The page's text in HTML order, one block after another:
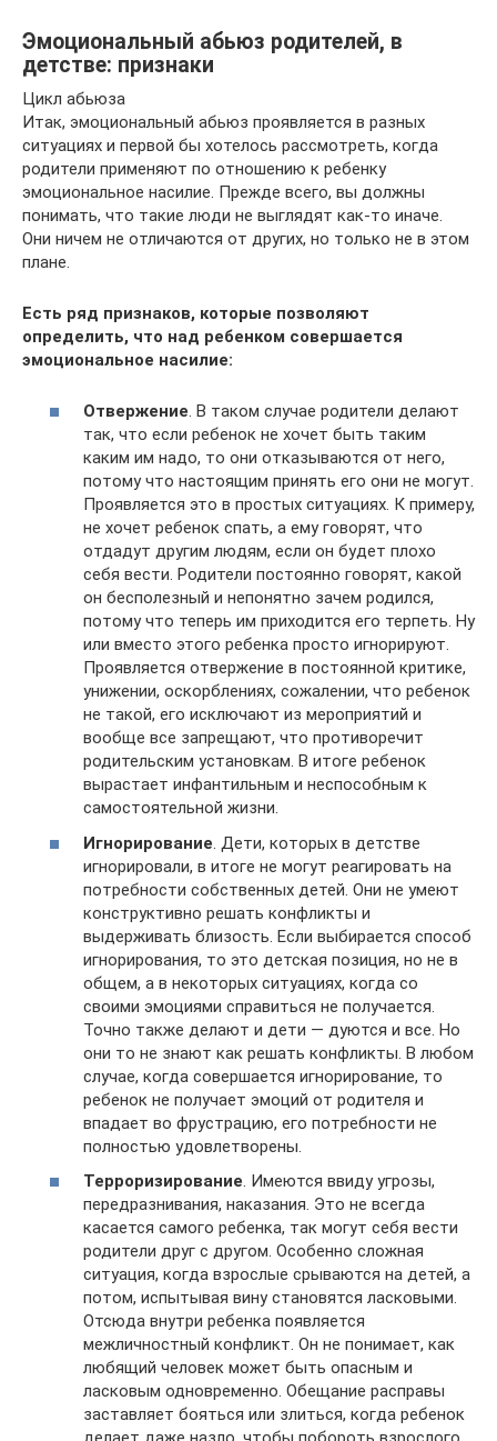
Эмоциональный абьюз родителей, в
детстве: признаки
Цикл абьюза
Итак, эмоциональный абьюз проявляется в разных
ситуациях и первой бы хотелось рассмотреть, когда
родители применяют по отношению к ребенку
эмоциональное насилие. Прежде всего, вы должны
понимать, что такие люди не выглядят как-то иначе.
Они ничем не отличаются от других, но только не в этом
плане.
Есть ряд признаков, которые позволяют
определить, что над ребенком совершается
эмоциональное насилие:
Отвержение. В таком случае родители делают
так, что если ребенок не хочет быть таким
каким им надо, то они отказываются от него,
потому что настоящим принять его они не могут.
Проявляется это в простых ситуациях. К примеру,
не хочет ребенок спать, а ему говорят, что
отдадут другим людям, если он будет плохо
себя вести. Родители постоянно говорят, какой
он бесполезный и непонятно зачем родился,
потому что теперь им приходится его терпеть. Ну
или вместо этого ребенка просто игнорируют.
Проявляется отвержение в постоянной критике,
унижении, оскорблениях, сожалении, что ребенок
не такой, его исключают из мероприятий и
вообще все запрещают, что противоречит
родительским установкам. В итоге ребенок
вырастает инфантильным и неспособным к
самостоятельной жизни.
Игнорирование. Дети, которых в детстве
игнорировали, в итоге не могут реагировать на
потребности собственных детей. Они не умеют
конструктивно решать конфликты и
выдерживать близость. Если выбирается способ
игнорирования, то это детская позиция, но не в
общем, а в некоторых ситуациях, когда со
своими эмоциями справиться не получается.
Точно также делают и дети — дуются и все. Но
они то не знают как решать конфликты. В любом
случае, когда совершается игнорирование, то
ребенок не получает эмоций от родителя и
впадает во фрустрацию, его потребности не
полностью удовлетворены.
Терроризирование. Имеются ввиду угрозы,
передразнивания, наказания. Это не всегда
касается самого ребенка, так могут себя вести
родители друг с другом. Особенно сложная
ситуация, когда взрослые срываются на детей, а
потом, испытывая вину становятся ласковыми.
Отсюда внутри ребенка появляется
межличностный конфликт. Он не понимает, как
любящий человек может быть опасным и
ласковым одновременно. Обещание расправы
заставляет бояться или злиться, когда ребенок